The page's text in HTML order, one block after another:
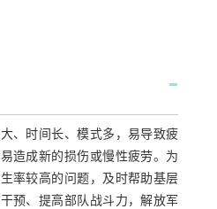
、时间长、模式多，易导致疲
造成新的损伤或慢性疲劳。为
率较高的问题，及时帮助基层
预、提高部队战斗力，解放军